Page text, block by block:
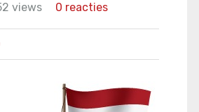
views 0 reacties